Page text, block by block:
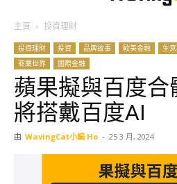
主頁 投資理財
投資理財 投資 品牌故事 歐美金融 生
商業世界
國際金融
蘋果擬與百度合
將搭戴百度AI
由 WavingCat小編 Ho - 25 3 月, 2024